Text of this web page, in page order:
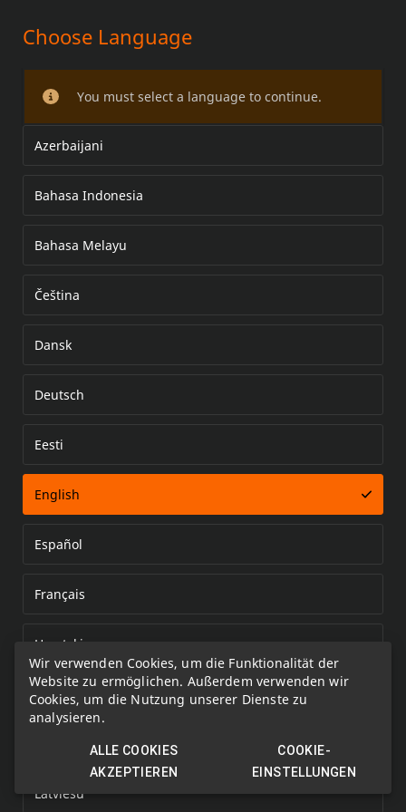
Wir verwenden Cookies, um die Funktionalität der
Website zu ermöglichen. Außerdem verwenden wir
Cookies, um die Nutzung unserer Dienste zu
analysieren.
ALLE COOKIES
AKZEPTIEREN
COOKIE-
EINSTELLUNGEN
MONTAGESATZ FÜR
GESCHWUNGENES KENNZEICHEN
Error loading document
Choose Language
You must select a language to continue.
Azerbaijani
Bahasa Indonesia
Bahasa Melayu
Čeština
Dansk
Deutsch
Eesti
English
Español
Français
Hrvatski
Italiano
Latviešu